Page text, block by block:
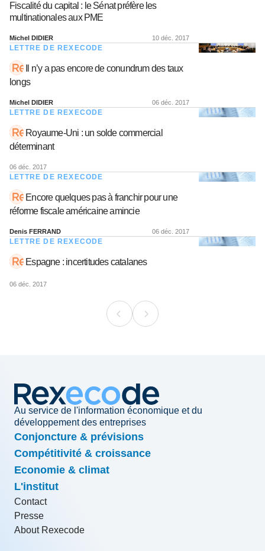
Fiscalité du capital : le Sénat préfère les
multinationales aux PME
Michel DIDIER 10 déc. 2017
LETTRE DE REXECODE
Il n’y a pas encore de conundrum des taux
longs
Michel DIDIER 06 déc. 2017
LETTRE DE REXECODE
Royaume-Uni : un solde commercial
déterminant
06 déc. 2017
LETTRE DE REXECODE
Encore quelques pas à franchir pour une
réforme fiscale américaine amincie
Denis FERRAND 06 déc. 2017
LETTRE DE REXECODE
Espagne : incertitudes catalanes
06 déc. 2017
Au service de l'information économique et du
développement des entreprises
Conjoncture & prévisions
Compétitivité & croissance
Economie & climat
L'institut
Contact
Presse
About Rexecode